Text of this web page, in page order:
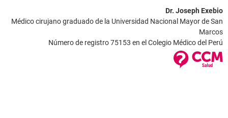
Dr. Joseph Exebio
Médico cirujano graduado de la Universidad Nacional Mayor de San
Marcos
Número de registro 75153 en el Colegio Médico del Perú